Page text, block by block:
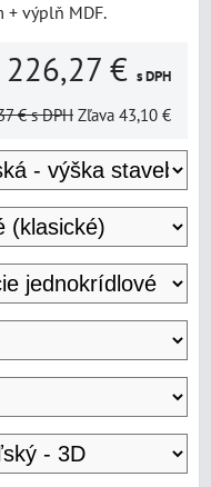
+ výplň MDF.
226,27 € s DPH
€ s DPH Zľava 43,10 €